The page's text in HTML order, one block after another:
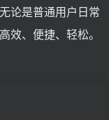
论是普通用户日常
、便捷、轻松。